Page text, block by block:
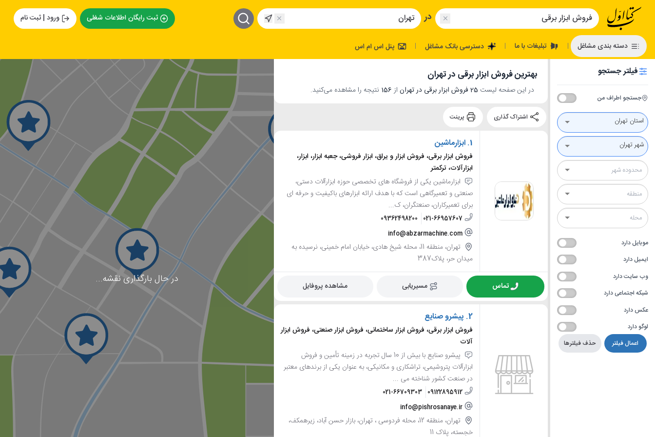
در ثبت رایگان اطلاعات شغلی ورود | ثبت نام
دسته بندی مشاغل | تبلیغات با ما | دسترسی بانک مشاغل | پنل اس ام اس
فیلتر جستجو
جستجو اطراف من
استان تهران
شهر تهران
موبایل دارد
ایمیل دارد
وب سایت دارد
شبکه اجتماعی دارد
عکس دارد
لوگو دارد
حذف فیلترها
اعمال فیلتر
بهترین فروش ابزار برقی در تهران
در این صفحه لیست 25 فروش ابزار برقی در تهران از 156 نتیجه را مشاهده می‌کنید.
1. ابزارماشین
فروش ابزار برقی، فروش ابزار و یراق، ابزار فروشی، جعبه ابزار، ابزار،
ابزارآلات، ترکمتر
ابزارماشین یکی از فروشگاه های تخصصی حوزه ابزارآلات دستی،
صنعتی و تعمیرگاهی است که با هدف ارائه ابزارهای باکیفیت و حرفه ای
برای تعمیرکاران، صنعتگران، ک...
021-66957607
09362498200
info@abzarmachine.com
تهران، منطقه 11، محله شیخ هادی، خیابان امام خمینی، نرسیده به
میدان حر، پلاک387
تماس مسیریابی مشاهده پروفایل
2. پیشرو صنایع
فروش ابزار برقی، فروش ابزار ساختمانی، فروش ابزار صنعتی، فروش ابزار
آلات
پیشرو صنایع با بیش از 10 سال تجربه در زمینه تأمین و فروش
ابزارآلات پتروشیمی، تراشکاری و مکانیکی، به عنوان یکی از برندهای معتبر
در صنعت کشور شناخته می ...
09122895912
021-66709303
info@pishrosanaye.ir
تهران، منطقه 12، محله فردوسی ، تهران، بازار حسن آباد، زیرهمکف،
خجسته، پلاک 11
در حال بارگذاری نقشه...